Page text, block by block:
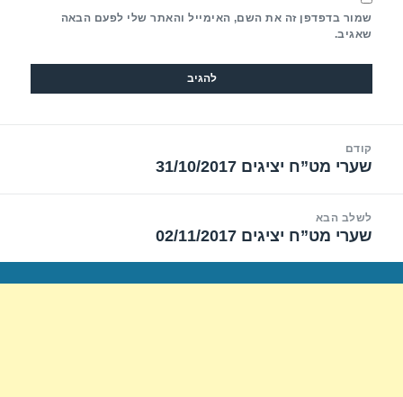
שמור בדפדפן זה את השם, האימייל והאתר שלי לפעם הבאה
שאגיב.
קודם
הפוסט
שערי מט”ח יציגים 31/10/2017
לשלב הבא
הפוסט
שערי מט”ח יציגים 02/11/2017